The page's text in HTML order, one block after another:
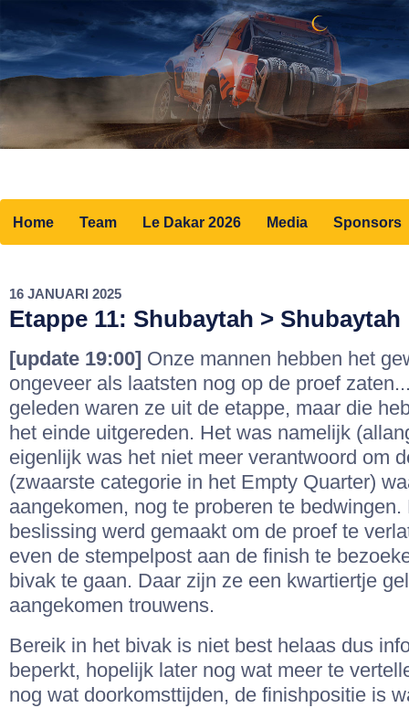
Home Team Le Dakar 2026 Media Sponsors
16 JANUARI 2025
Etappe 11: Shubaytah > Shubaytah
[update 19:00] Onze mannen hebben het
ongeveer als laatsten nog op de proef
geleden waren ze uit de etappe, maar die
het einde uitgereden. Het was namelijk
eigenlijk was het niet meer verantwoord om
(zwaarste categorie in het Empty Quarter)
aangekomen, nog te proberen te bedwingen.
beslissing werd gemaakt om de proef te
even de stempelpost aan de finish te
bivak te gaan. Daar zijn ze een kwartiertje
aangekomen trouwens.
Bereik in het bivak is niet best helaas dus
beperkt, hopelijk later nog wat meer te
nog wat doorkomsttijden, de finishpositie is